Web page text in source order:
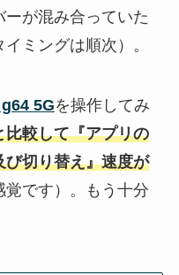
ーが混み合っていた
ミングは順次）。
5Gを操作してみ
比較して『アプリの
切り替え』速度が
覚です）。もう十分